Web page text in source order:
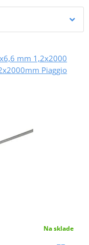
mm 1,2x2000
Piaggio
Na sklade